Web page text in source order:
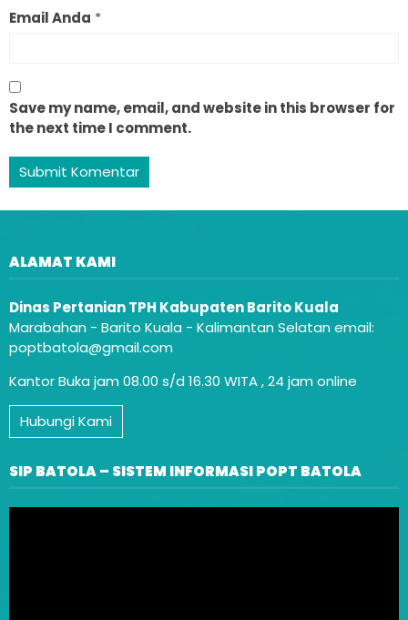
Email Anda *
Save my name, email, and website in this browser for
the next time I comment.
ALAMAT KAMI
Dinas Pertanian TPH Kabupaten Barito Kuala
Marabahan - Barito Kuala - Kalimantan Selatan email:
poptbatola@gmail.com
Kantor Buka jam 08.00 s/d 16.30 WITA , 24 jam online
Hubungi Kami
SIP BATOLA – SISTEM INFORMASI POPT BATOLA